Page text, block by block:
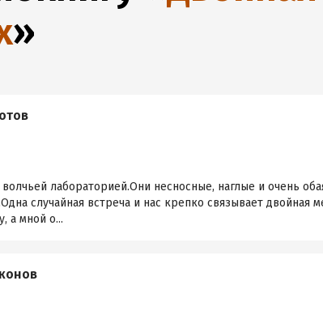
»
лабораторией.Они несносные, наглые и очень
случайная встреча и нас крепко связывает
а мной о...